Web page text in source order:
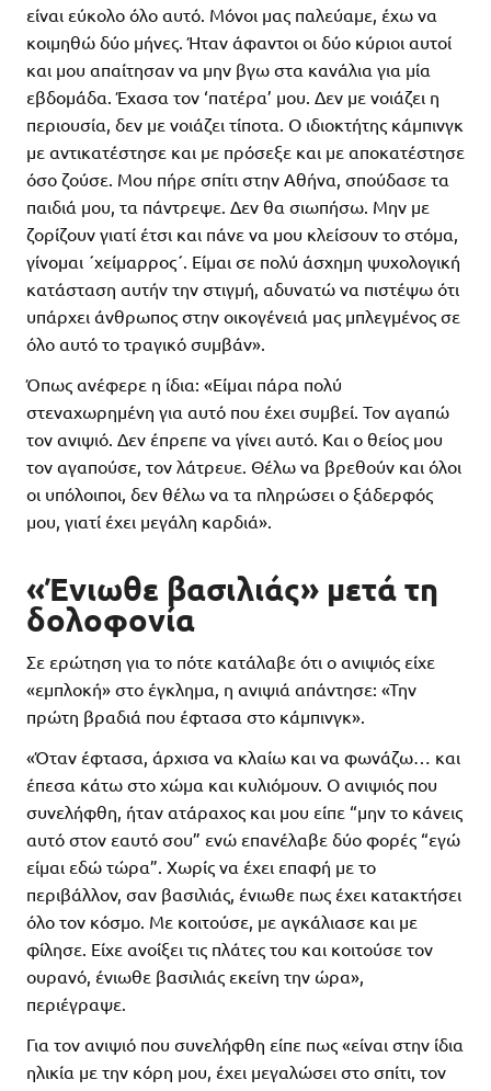
είναι εύκολο όλο αυτό. Μόνοι μας παλεύαμε, έχω να
κοιμηθώ δύο μήνες. Ήταν άφαντοι οι δύο κύριοι αυτοί
και μου απαίτησαν να μην βγω στα κανάλια για μία
εβδομάδα. Έχασα τον ‘πατέρα’ μου. Δεν με νοιάζει η
περιουσία, δεν με νοιάζει τίποτα. Ο ιδιοκτήτης κάμπινγκ
με αντικατέστησε και με πρόσεξε και με αποκατέστησε
όσο ζούσε. Μου πήρε σπίτι στην Αθήνα, σπούδασε τα
παιδιά μου, τα πάντρεψε. Δεν θα σιωπήσω. Μην με
ζορίζουν γιατί έτσι και πάνε να μου κλείσουν το στόμα,
γίνομαι ΄χείμαρρος΄. Είμαι σε πολύ άσχημη ψυχολογική
κατάσταση αυτήν την στιγμή, αδυνατώ να πιστέψω ότι
υπάρχει άνθρωπος στην οικογένειά μας μπλεγμένος σε
όλο αυτό το τραγικό συμβάν».
Όπως ανέφερε η ίδια: «Είμαι πάρα πολύ
στεναχωρημένη για αυτό που έχει συμβεί. Τον αγαπώ
τον ανιψιό. Δεν έπρεπε να γίνει αυτό. Και ο θείος μου
τον αγαπούσε, τον λάτρευε. Θέλω να βρεθούν και όλοι
οι υπόλοιποι, δεν θέλω να τα πληρώσει ο ξάδερφός
μου, γιατί έχει μεγάλη καρδιά».
«Ένιωθε βασιλιάς» μετά τη
δολοφονία
Σε ερώτηση για το πότε κατάλαβε ότι ο ανιψιός είχε
«εμπλοκή» στο έγκλημα, η ανιψιά απάντησε: «Την
πρώτη βραδιά που έφτασα στο κάμπινγκ».
«Όταν έφτασα, άρχισα να κλαίω και να φωνάζω… και
έπεσα κάτω στο χώμα και κυλιόμουν. Ο ανιψιός που
συνελήφθη, ήταν ατάραχος και μου είπε “μην το κάνεις
αυτό στον εαυτό σου” ενώ επανέλαβε δύο φορές “εγώ
είμαι εδώ τώρα”. Χωρίς να έχει επαφή με το
περιβάλλον, σαν βασιλιάς, ένιωθε πως έχει κατακτήσει
όλο τον κόσμο. Με κοιτούσε, με αγκάλιασε και με
φίλησε. Είχε ανοίξει τις πλάτες του και κοιτούσε τον
ουρανό, ένιωθε βασιλιάς εκείνη την ώρα»,
περιέγραψε.
Για τον ανιψιό που συνελήφθη είπε πως «είναι στην ίδια
ηλικία με την κόρη μου, έχει μεγαλώσει στο σπίτι, τον